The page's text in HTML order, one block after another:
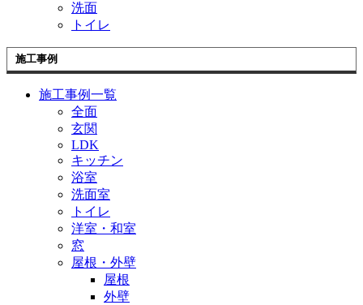
洗面
トイレ
施工事例
施工事例一覧
全面
玄関
LDK
キッチン
浴室
洗面室
トイレ
洋室・和室
窓
屋根・外壁
屋根
外壁